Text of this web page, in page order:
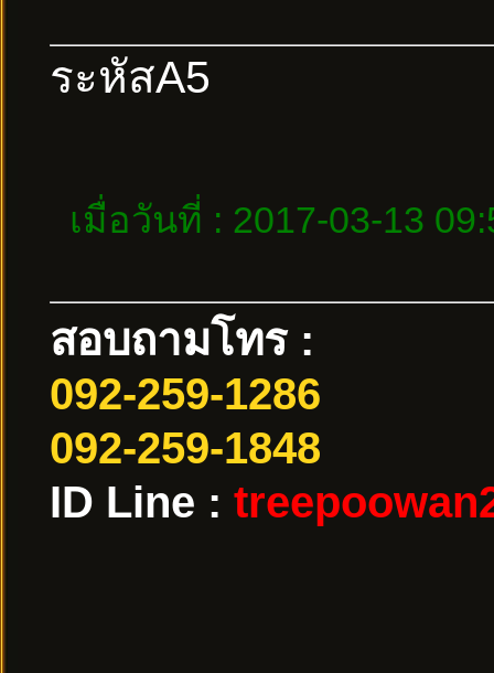
ระหัสA5
เมื่อวันที่ : 2017-03-13
สอบถามโทร :
092-259-1286
092-259-1848
ID Line :